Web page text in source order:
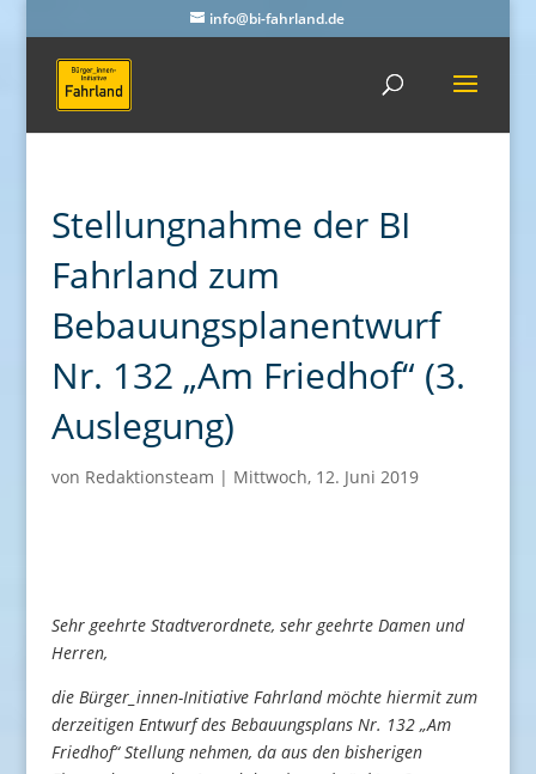
info@bi-fahrland.de
Stellungnahme der BI
Fahrland zum
Bebauungsplanentwurf
Nr. 132 „Am Friedhof“ (3.
Auslegung)
von Redaktionsteam | Mittwoch, 12. Juni 2019
Sehr geehrte Stadtverordnete, sehr geehrte Damen und
Herren,
die Bürger_innen-Initiative Fahrland möchte hiermit zum
derzeitigen Entwurf des Bebauungsplans Nr. 132 „Am
Friedhof“ Stellung nehmen, da aus den bisherigen